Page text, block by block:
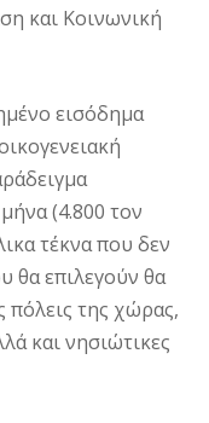
και Κοινωνική
εισόδημα
(4.800 τον
τέκνα που δεν
θα επιλεγούν θα
πόλεις της χώρας,
και νησιώτικες